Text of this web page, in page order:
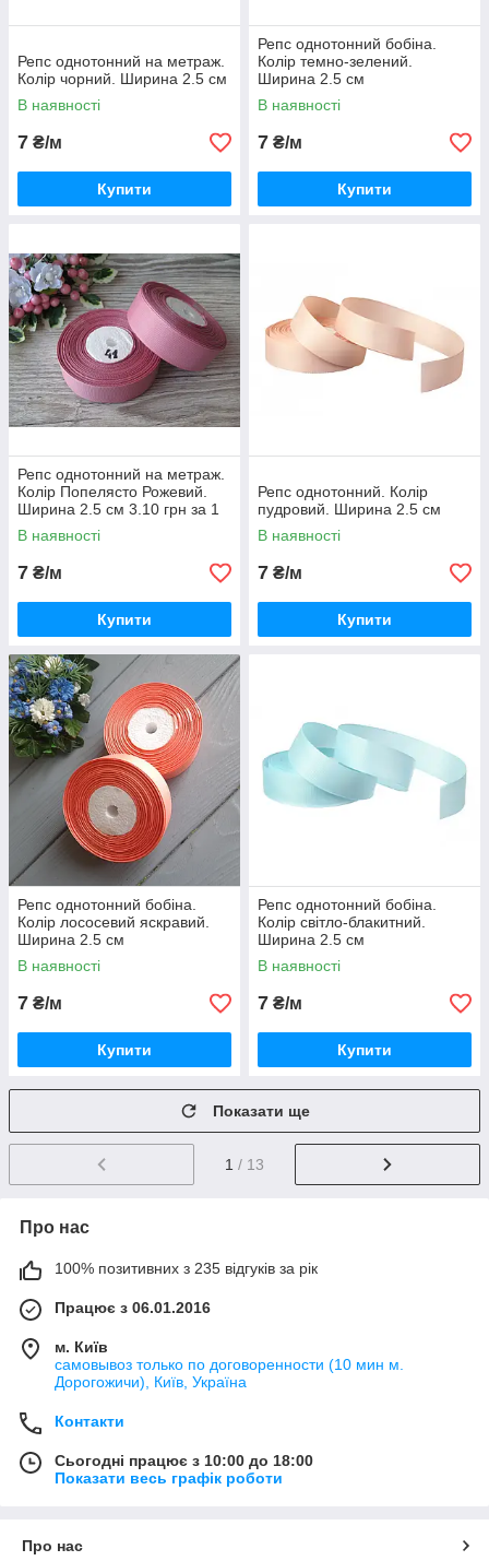
Репс однотонний на метраж.
Колір чорний. Ширина 2.5 см
В наявності
7 ₴/м
Купити
Репс однотонний бобіна.
Колір темно-зелений.
Ширина 2.5 см
В наявності
7 ₴/м
Купити
Репс однотонний на метраж.
Колір Попелясто Рожевий.
Ширина 2.5 см 3.10 грн за 1
метр
В наявності
7 ₴/м
Купити
Репс однотонний. Колір
пудровий. Ширина 2.5 см
В наявності
7 ₴/м
Купити
Репс однотонний бобіна.
Колір лососевий яскравий.
Ширина 2.5 см
В наявності
7 ₴/м
Купити
Репс однотонний бобіна.
Колір світло-блакитний.
Ширина 2.5 см
В наявності
7 ₴/м
Купити
Показати ще
1 / 13
Про нас
100% позитивних з 235 відгуків за рік
Працює з 06.01.2016
м. Київ
самовывоз только по договоренности (10 мин м.
Дорогожичи), Київ, Україна
Контакти
Сьогодні працює з 10:00 до 18:00
Показати весь графік роботи
Про нас